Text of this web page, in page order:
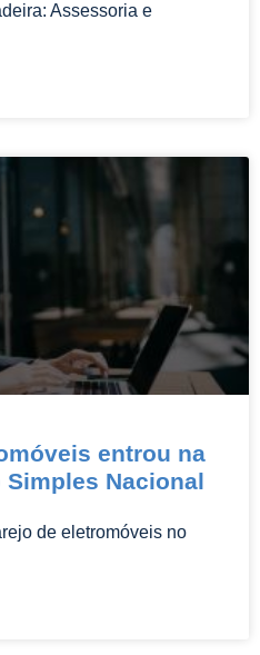
Assessoria e
entrou na
Nacional
de eletromóveis no